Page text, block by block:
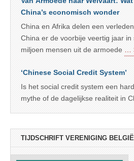
China’s economisch wonder
China en Afrika delen een
China er de voorbije veertig jaar
miljoen mensen uit de armoede …
‘Chinese Social Credit System’
Is het social credit system een
mythe of de dagelijkse realiteit in
TIJDSCHRIFT VERENIGING